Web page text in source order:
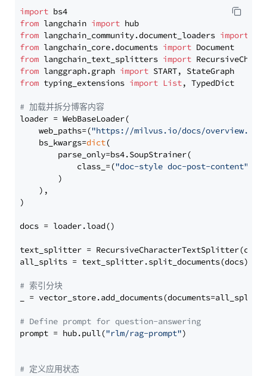
import
from langchain import
from langchain_community.document_loaders import
from langchain_core.documents import
from langchain_text_splitters import
from langgraph.graph import
from typing_extensions import List, TypedDict
# 加载并拆分博客内容
loader = WebBaseLoader(
    web_paths=(
"https://milvus.io/docs/overview.md"
    bs_kwargs=
dict(
        parse_only=bs4.SoupStrainer(
            class_=(
"doc-style doc-post-content"
        )
    ),
)
docs = loader.load()
text_splitter =
all_splits = text_splitter.split_documents(docs)
# 索引分块
_ = vector_store.add_documents(documents=all_splits)
# Define prompt for question-answering
prompt = hub.pull("rlm/rag-prompt")
# 定义应用状态